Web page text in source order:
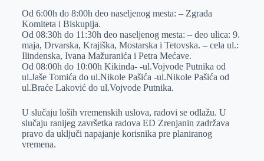
e
r
I
n
s
A
p
p
a
i
l
Od 6:00h do 8:00h deo naseljenog mesta: – Zgrada
Komiteta i Biskupija.
Od 08:30h do 11:30h deo naseljenog mesta: – deo ulica: 9.
maja, Drvarska, Krajiška, Mostarska i Tetovska. – cela ul.:
Ilindenska, Ivana Mažuranića i Petra Mećave.
Od 08:00h do 10:00h Kikinda- -ul.Vojvode Putnika od
ul.Jaše Tomića do ul.Nikole Pašića -ul.Nikole Pašića od
ul.Braće Laković do ul.Vojvode Putnika.
U slučaju loših vremenskih uslova, radovi se odlažu. U
slučaju ranijeg završetka radova ED Zrenjanin zadržava
pravo da uključi napajanje korisnika pre planiranog
vremena.